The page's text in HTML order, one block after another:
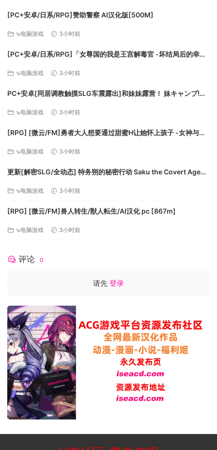
[PC+安卓/日系/RPG]赞助警察 AI汉化版[500M]
⇘电脑游戏 3小时前
[PC+安卓/日系/RPG]「女尊国的我是王宫解毒官 -坏结局后的幸福
⇘电脑游戏 3小时前
PC+安卓[同居调教触摸SLG车震露出]和妹妹露营！ 妹キャンプ!
⇘电脑游戏 3小时前
[RPG] [微云/FM]勇者大人想要通过甜蜜H让她怀上孩子 -女神与淫
⇘电脑游戏 3小时前
更新[解密SLG/全动态] 特务朔的秘密行动 Saku the Covert Agent
⇘电脑游戏 3小时前
[RPG] [微云/FM]兽人转生/獣人転生/AI汉化 pc [867m]
⇘电脑游戏 3小时前
评论 0
请先 登录